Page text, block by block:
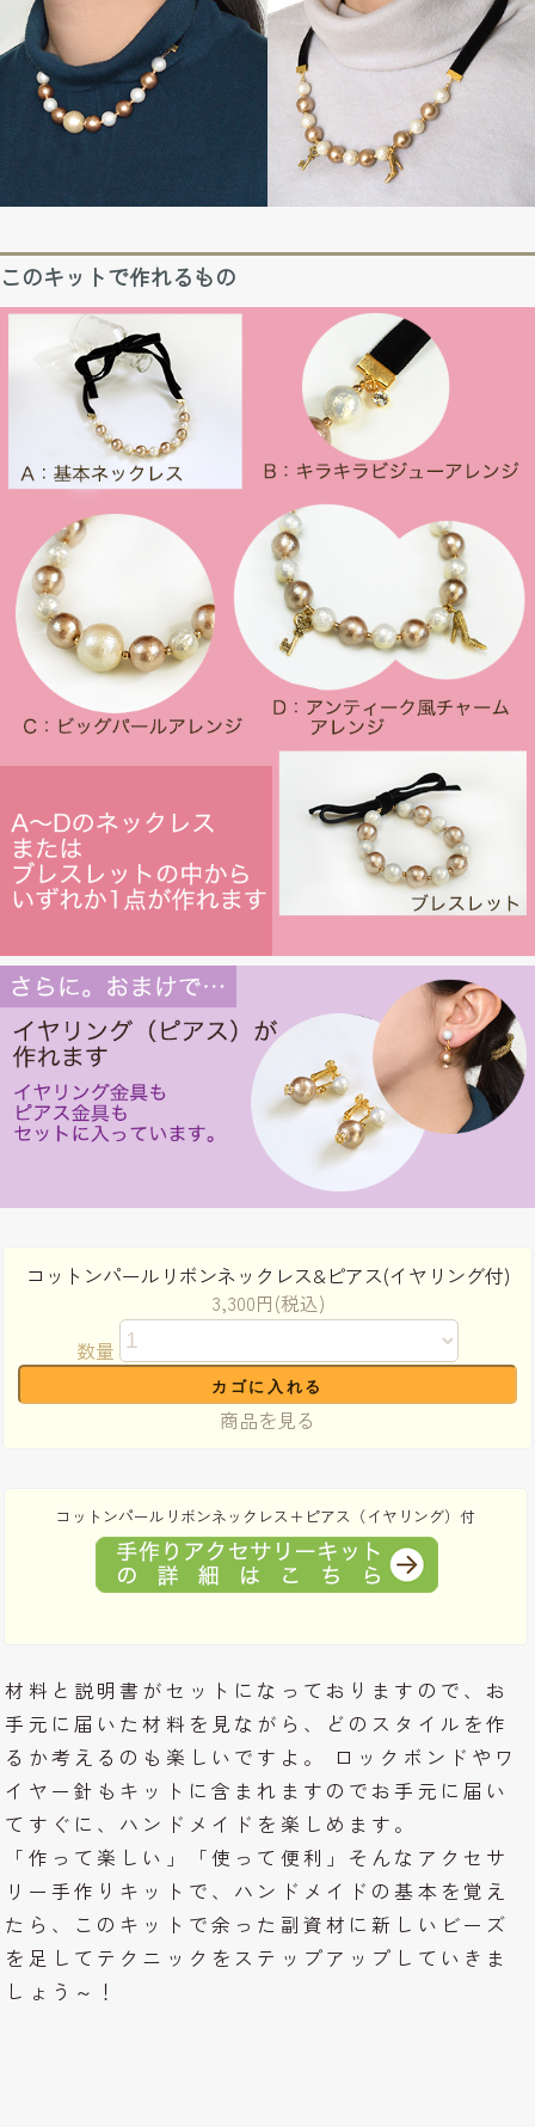
このキットで作れるもの
コットンパールリボンネックレス&ピアス(イヤリング付)
3,300円(税込)
数量
商品を見る
コットンパールリボンネックレス＋ピアス（イヤリング）付
材料と説明書がセットになっておりますので、お
手元に届いた材料を見ながら、どのスタイルを作
るか考えるのも楽しいですよ。 ロックボンドやワ
イヤー針もキットに含まれますのでお手元に届い
てすぐに、ハンドメイドを楽しめます。
「作って楽しい」「使って便利」そんなアクセサ
リー手作りキットで、ハンドメイドの基本を覚え
たら、このキットで余った副資材に新しいビーズ
を足してテクニックをステップアップしていきま
しょう～！